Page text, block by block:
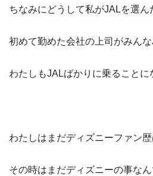
ちなみにどうして私がJALを選ん
初めて勤めた会社の上司がみんな
わたしもJALばかりに乗ること
わたしはまだディズニーファン
その時はまだディズニーの事な